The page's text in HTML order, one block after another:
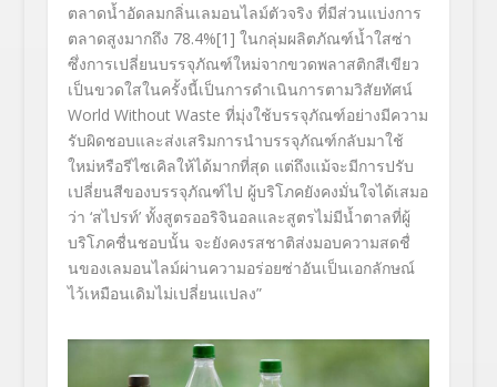
ตลาดน้ำอัดลมกลิ่นเลมอนไลม์ตัวจริง ที่มีส่วนแบ่งการ
ตลาดสูงมากถึง 78.4%[1] ในกลุ่มผลิตภัณฑ์น้ำใสซ่า
ซึ่งการเปลี่ยนบรรจุภัณฑ์ใหม่จากขวดพลาสติกสีเขียว
เป็นขวดใสในครั้งนี้เป็นการดำเนินการตามวิสัยทัศน์
World Without Waste ที่มุ่งใช้บรรจุภัณฑ์อย่างมีความ
รับผิดชอบและส่งเสริมการนำบรรจุภัณฑ์กลับมาใช้
ใหม่หรือรีไซเคิลให้ได้มากที่สุด แต่ถึงแม้จะมีการปรับ
เปลี่ยนสีของบรรจุภัณฑ์ไป ผู้บริโภคยังคงมั่นใจได้เสมอ
ว่า ‘สไปรท์’ทั้งสูตรออริจินอลและสูตรไม่มีน้ำตาลที่ผู้
บริโภคชื่นชอบนั้น จะยังคงรสชาติส่งมอบความสดชื่
นของเลมอนไลม์ผ่านความอร่อยซ่าอันเป็นเอกลักษณ์
ไว้เหมือนเดิมไม่เปลี่ยนแปลง”